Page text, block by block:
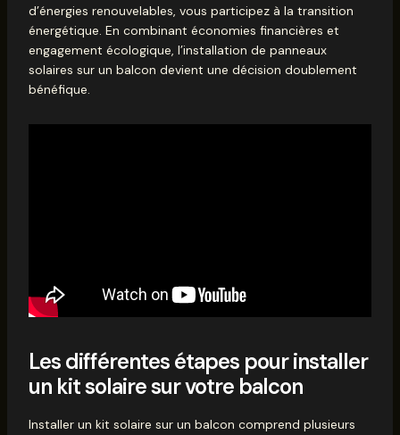
d’énergies renouvelables, vous participez à la transition
énergétique. En combinant économies financières et
engagement écologique, l’installation de panneaux
solaires sur un balcon devient une décision doublement
bénéfique.
Les différentes étapes pour installer
un kit solaire sur votre balcon
Installer un kit solaire sur un balcon comprend plusieurs